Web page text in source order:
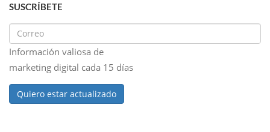
SUSCRÍBETE
Información valiosa de
marketing digital cada 15 días
Quiero estar actualizado